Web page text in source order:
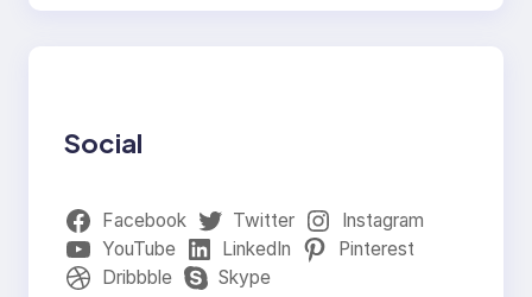
Social
Facebook Twitter
Instagram
YouTube
LinkedIn
Pinterest
Dribbble
Skype